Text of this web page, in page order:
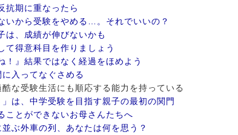
期に重なったら
から受験をやめる…。それでいいの？
、成績が伸びないかも
得意科目を作りましょう
』結果ではなく経過をほめよう
入ってなぐさめる
受験生活にも順応する能力を持っている
は、中学受験を目指す親子の最初の関門
とができないお母さんたちへ
ぶ外車の列、あなたは何を思う？